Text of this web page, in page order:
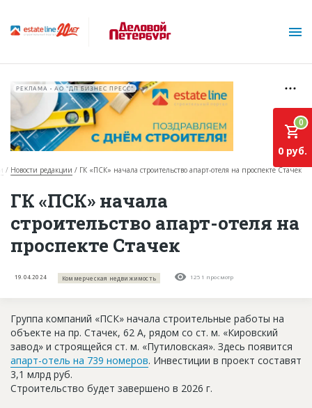
О проекте
Горячие объекты
База строящихся объектов
Инвестпроекты
Глоссарий
Новости
Платные услуги
Пресс-релизы
РЕКЛАМА • АО "ДП БИЗНЕС ПРЕСС"
Новости редакции ГК «ПСК» начала строительство апарт-отеля на проспекте Стачек
ГК «ПСК» начала
строительство апарт-отеля на
проспекте Стачек
19.04.2024 Коммерческая недвижимость 1251 просмотр
0
0 руб.
Группа компаний «ПСК» начала строительные работы на
объекте на пр. Стачек, 62 А, рядом со ст. м. «Кировский
завод» и строящейся ст. м. «Путиловская». Здесь появится
апарт-отель на 739 номеров. Инвестиции в проект составят
3,1 млрд руб.
Строительство будет завершено в 2026 г.